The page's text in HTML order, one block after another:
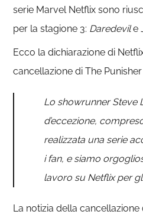
serie Marvel Netflix sono
per la stagione 3: Daredevile
Ecco la dichiarazione di
cancellazione di The
Lo showrunner Steve
d’eccezione,
realizzata una serie
i fan, e siamo
lavoro su Netflix per
La notizia della cancellazione